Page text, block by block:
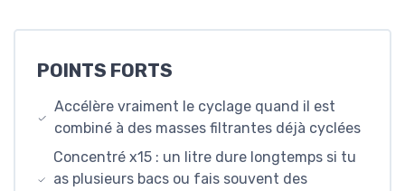
POINTS FORTS
Accélère vraiment le cyclage quand il est
combiné à des masses filtrantes déjà cyclées
Concentré x15 : un litre dure longtemps si tu
as plusieurs bacs ou fais souvent des